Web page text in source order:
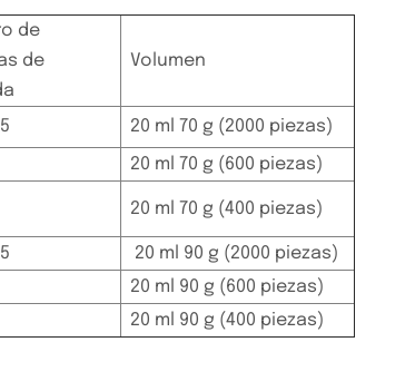
de
de
Volumen
20 ml 70 g (2000 piezas)
20 ml 70 g (600 piezas)
20 ml 70 g (400 piezas)
20 ml 90 g (2000 piezas)
20 ml 90 g (600 piezas)
20 ml 90 g (400 piezas)